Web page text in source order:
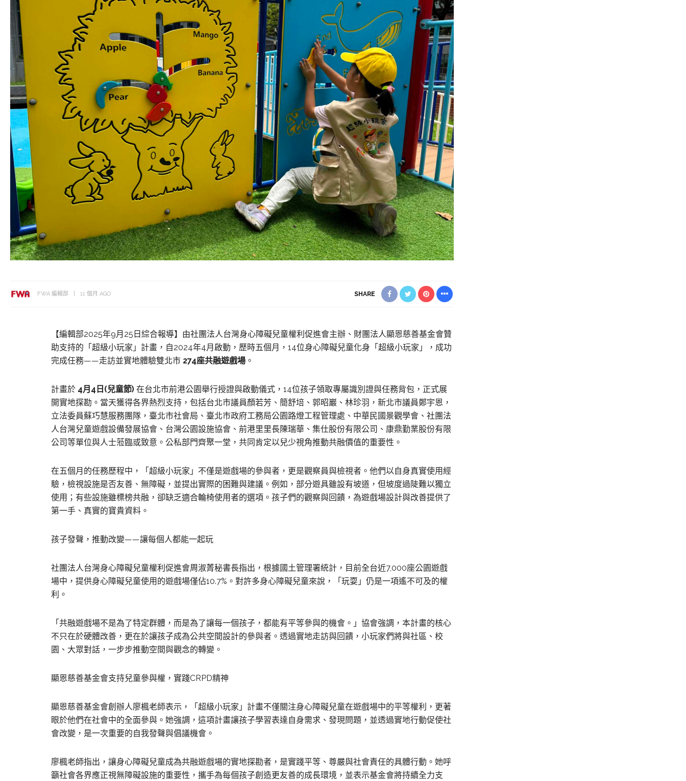
FWA 編輯部 11 個月 AGO SHARE
【編輯部2025年9月25日綜合報導】由社團法人台灣身心障礙兒童權利促進會主辦、財團法人顯恩慈善基金會贊
助支持的「超級小玩家」計畫，自2024年4月啟動，歷時五個月，14位身心障礙兒童化身「超級小玩家」，成功
完成任務——走訪並實地體驗雙北市 274座共融遊戲場 。
計畫於 4月4日(兒童節) 在台北市前港公園舉行授證與啟動儀式，14位孩子領取專屬識別證與任務背包，正式展
開實地探勘。當天獲得各界熱烈支持，包括台北市議員顏若芳、簡舒培、郭昭巖、林珍羽，新北市議員鄭宇恩，
立法委員蘇巧慧服務團隊，臺北市社會局、臺北市政府工務局公園路燈工程管理處、中華民國景觀學會、社團法
人台灣兒童遊戲設備發展協會、台灣公園設施協會、前港里里長陳瑞華、集仕股份有限公司、康鼎勤業股份有限
公司等單位與人士蒞臨或致意。公私部門齊聚一堂，共同肯定以兒少視角推動共融價值的重要性。
在五個月的任務歷程中，「超級小玩家」不僅是遊戲場的參與者，更是觀察員與檢視者。他們以自身真實使用經
驗，檢視設施是否友善、無障礙，並提出實際的困難與建議。例如，部分遊具雖設有坡道，但坡度過陡難以獨立
使用；有些設施雖標榜共融，卻缺乏適合輪椅使用者的選項。孩子們的觀察與回饋，為遊戲場設計與改善提供了
第一手、真實的寶貴資料。
孩子發聲，推動改變——讓每個人都能一起玩
社團法人台灣身心障礙兒童權利促進會周淑菁秘書長指出，根據國土管理署統計，目前全台近7,000座公園遊戲
場中，提供身心障礙兒童使用的遊戲場僅佔10.7%。對許多身心障礙兒童來說，「玩耍」仍是一項遙不可及的權
利。
「共融遊戲場不是為了特定群體，而是為了讓每一個孩子，都能有平等參與的機會。」協會強調，本計畫的核心
不只在於硬體改善，更在於讓孩子成為公共空間設計的參與者。透過實地走訪與回饋，小玩家們將與社區、校
園、大眾對話，一步步推動空間與觀念的轉變。
顯恩慈善基金會支持兒童參與權，實踐CRPD精神
顯恩慈善基金會創辦人廖楓老師表示，「超級小玩家」計畫不僅關注身心障礙兒童在遊戲場中的平等權利，更著
眼於他們在社會中的全面參與。她強調，這項計畫讓孩子學習表達自身需求、發現問題，並透過實地行動促使社
會改變，是一次重要的自我發聲與倡議機會。
廖楓老師指出，讓身心障礙兒童成為共融遊戲場的實地探勘者，是實踐平等、尊嚴與社會責任的具體行動。她呼
籲社會各界應正視無障礙設施的重要性，攜手為每個孩子創造更友善的成長環境，並表示基金會將持續全力支